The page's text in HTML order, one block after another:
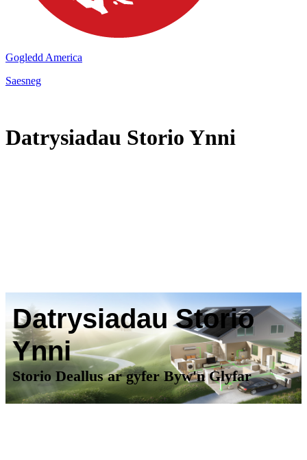
Gogledd America
Saesneg
Datrysiadau Storio Ynni
Datrysiadau Storio
Ynni
Storio Deallus ar gyfer Byw'n Glyfar